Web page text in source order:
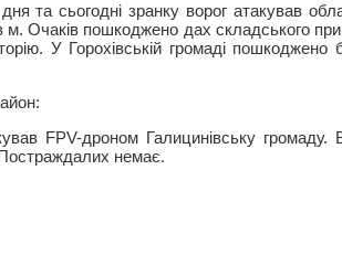
та сьогодні зранку ворог атакував
м. Очаків пошкоджено дах складського
У Горохівській громаді
FPV-дроном Галицинівську
немає.